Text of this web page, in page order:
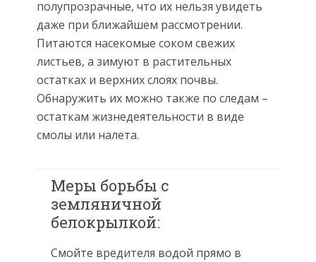
полупрозрачные, что их нельзя увидеть
даже при ближайшем рассмотрении.
Питаются насекомые соком свежих
листьев, а зимуют в растительных
остатках и верхних слоях почвы.
Обнаружить их можно также по следам –
остаткам жизнедеятельности в виде
смолы или налета.
Меры борьбы с
земляничной
белокрылкой:
Смойте вредителя водой прямо в